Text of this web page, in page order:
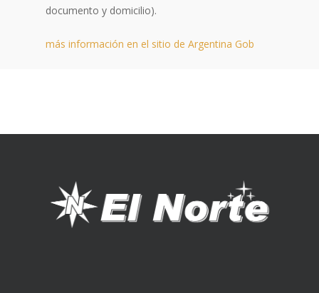
documento y domicilio).
más información en el sitio de Argentina Gob